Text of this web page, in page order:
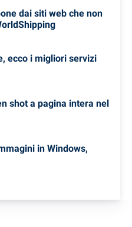
dai siti web che non
ecco i migliori servizi
shot a pagina intera nel
in Windows,